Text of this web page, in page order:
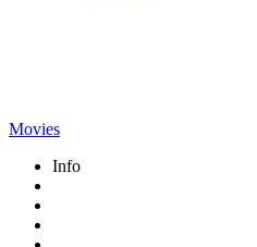
Movies
Info